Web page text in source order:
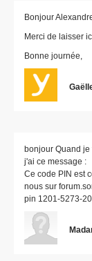
Bonjour
Merci de laisser
Bonne journée,
bonjour Quand
j'ai ce message :
Ce code PIN est
nous sur
pin 1201-5273-